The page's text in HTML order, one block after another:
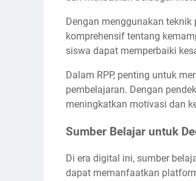
Dengan menggunakan
komprehensif tentang
siswa dapat memperbaiki
Dalam RPP, penting untuk
pembelajaran. Dengan
meningkatkan motivasi dan
Sumber Belajar untuk
Di era digital ini, sumber
dapat memanfaatkan